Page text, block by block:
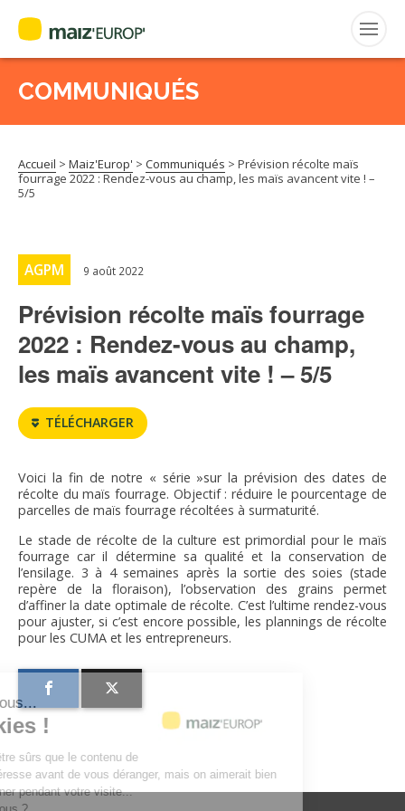
Rechercher
:
MAIZ’EUROP’
CERTIFICATION CE2+
AGPM MAÏS DOUX
AGPM MAÏS SEMENCE
FNPSMS
IRRIGANTS DE FRANCE
GERM-SERVICES
EMPLOI
COMMUNIQUÉS
Accueil > Maiz'Europ' > Communiqués > Prévision récolte maïs
fourrage 2022 : Rendez-vous au champ, les maïs avancent vite ! –
5/5
AGPM 9 août 2022
Prévision récolte maïs fourrage
2022 : Rendez-vous au champ,
les maïs avancent vite ! – 5/5
TÉLÉCHARGER
Voici la fin de notre « série »sur la prévision des dates de
récolte du maïs fourrage. Objectif : réduire le pourcentage de
parcelles de maïs fourrage récoltées à surmaturité.
Le stade de récolte de la culture est primordial pour le maïs
fourrage car il détermine sa qualité et la conservation de
l’ensilage. 3 à 4 semaines après la sortie des soies (stade
repère de la floraison), l’observation des grains permet
d’affiner la date optimale de récolte. C’est l’ultime rendez-vous
pour ajuster, si c’est encore possible, les plannings de récolte
pour les CUMA et les entrepreneurs.
nous...
!
d'être sûrs que le contenu de
intéresse avant de vous déranger, mais on aimerait bien
pendant votre visite...